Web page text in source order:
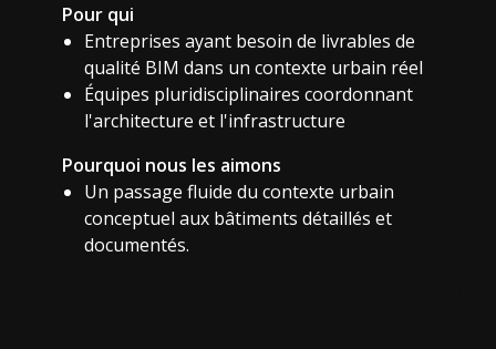
Pour qui
Entreprises ayant besoin de livrables de
qualité BIM dans un contexte urbain réel
Équipes pluridisciplinaires coordonnant
l'architecture et l'infrastructure
Pourquoi nous les aimons
Un passage fluide du contexte urbain
conceptuel aux bâtiments détaillés et
documentés.